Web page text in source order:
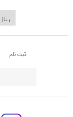
ثبت نام